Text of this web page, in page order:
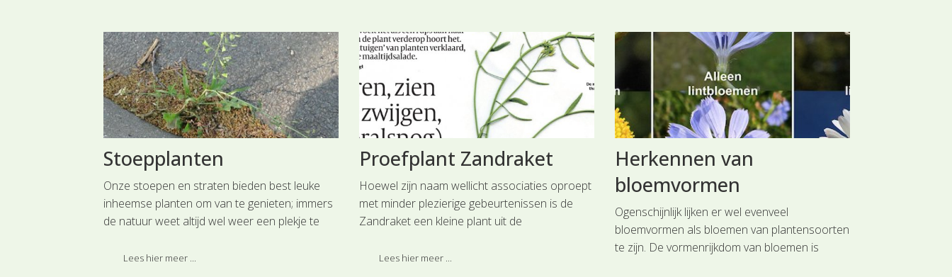
Stoepplanten
Onze stoepen en straten bieden best leuke
inheemse planten om van te genieten; immers
de natuur weet altijd wel weer een plekje te
kiemen en uit te groeien tot een wat groetere
Lees hier meer ...
Proefplant Zandraket
Hoewel zijn naam wellicht associaties oproept
met minder plezierige gebeurtenissen is de
Zandraket een kleine plant uit de
proefplant voor biologen-onderzoekers. Zo is
Lees hier meer ...
Herkennen van
bloemvormen
Ogenschijnlijk lijken er wel evenveel
bloemvormen als bloemen van plantensoorten
te zijn. De vormenrijkdom van bloemen is